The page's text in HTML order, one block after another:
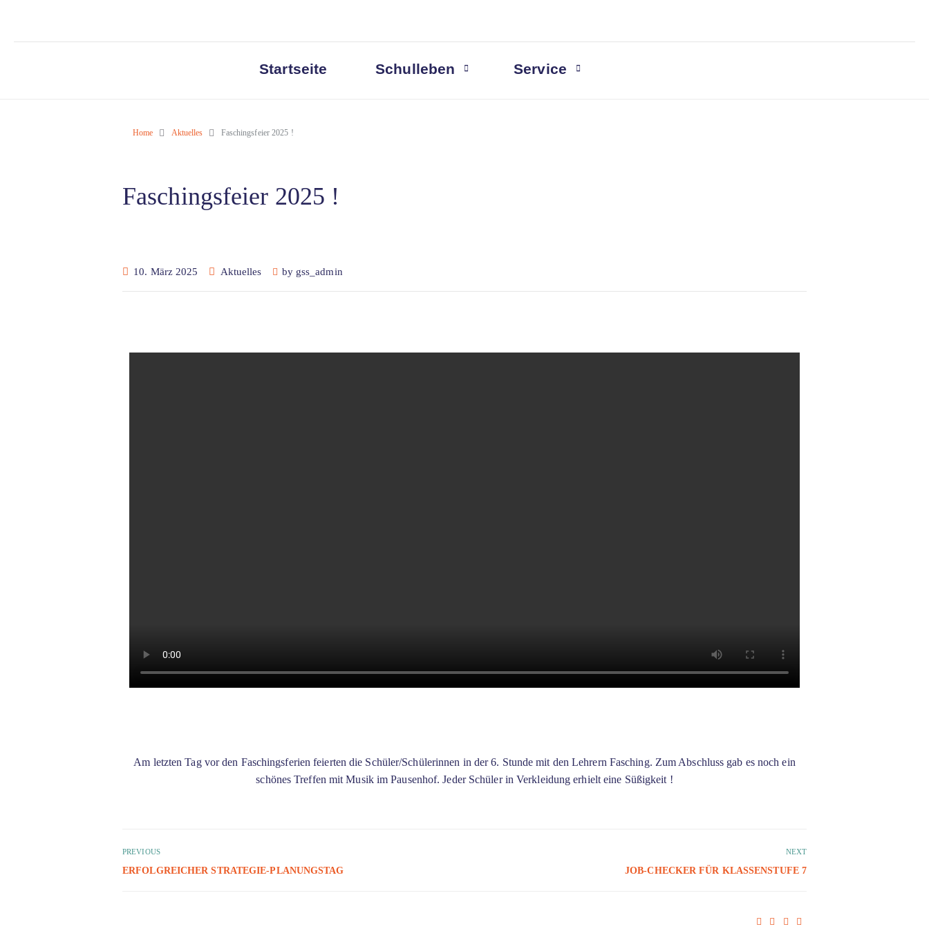
Startseite Schulleben Service
Home Aktuelles Faschingsfeier 2025 !
Faschingsfeier 2025 !
10. März 2025 Aktuelles by gss_admin
Am letzten Tag vor den Faschingsferien feierten die Schüler/Schülerinnen in der 6. Stunde mit den Lehrern Fasching. Zum Abschluss gab es noch ein
schönes Treffen mit Musik im Pausenhof. Jeder Schüler in Verkleidung erhielt eine Süßigkeit !
PREVIOUS
ERFOLGREICHER STRATEGIE-PLANUNGSTAG
NEXT
JOB-CHECKER FÜR KLASSENSTUFE 7